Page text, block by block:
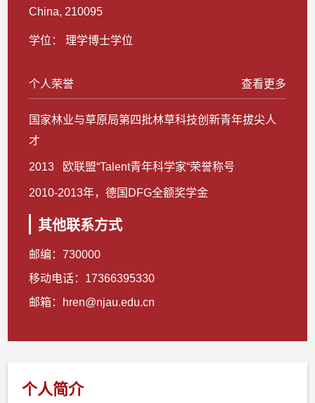
China, 210095
学位： 理学博士学位
个人荣誉 查看更多
国家林业与草原局第四批林草科技创新青年拔尖人
才
2013 欧联盟“Talent青年科学家“荣誉称号
2010-2013年，德国DFG全额奖学金
其他联系方式
邮编：730000
移动电话： 17366395330
邮箱：
hren@njau.edu.cn
个人简介